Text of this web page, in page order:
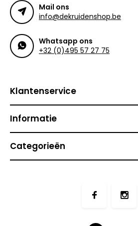
Mail ons
info@dekruidenshop.be
Whatsapp ons
+32 (0)495 57 27 75
Klantenservice
Informatie
Categorieën